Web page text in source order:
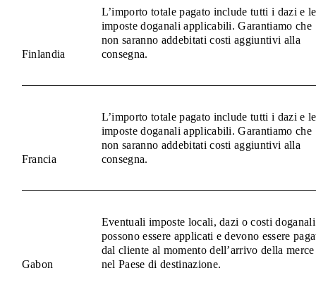
Finlandia
L’importo totale pagato include tutti i dazi e le
imposte doganali applicabili. Garantiamo che
non saranno addebitati costi aggiuntivi alla
consegna.
Francia
L’importo totale pagato include tutti i dazi e le
imposte doganali applicabili. Garantiamo che
non saranno addebitati costi aggiuntivi alla
consegna.
Gabon
Eventuali imposte locali, dazi o costi doganali
possono essere applicati e devono essere
dal cliente al momento dell’arrivo della merce
nel Paese di destinazione.